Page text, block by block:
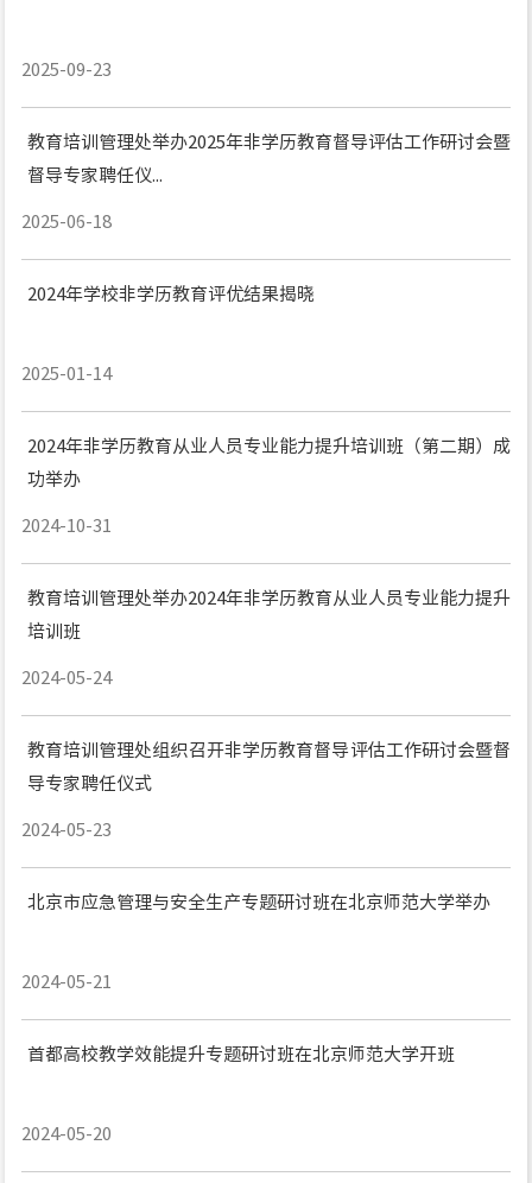
2025-09-23
教育培训管理处举办2025年非学历教育督导评估工作研讨会暨
督导专家聘任仪...
2025-06-18
2024年学校非学历教育评优结果揭晓
2025-01-14
2024年非学历教育从业人员专业能力提升培训班（第二期）成
功举办
2024-10-31
教育培训管理处举办2024年非学历教育从业人员专业能力提升
培训班
2024-05-24
教育培训管理处组织召开非学历教育督导评估工作研讨会暨督
导专家聘任仪式
2024-05-23
北京市应急管理与安全生产专题研讨班在北京师范大学举办
2024-05-21
首都高校教学效能提升专题研讨班在北京师范大学开班
2024-05-20